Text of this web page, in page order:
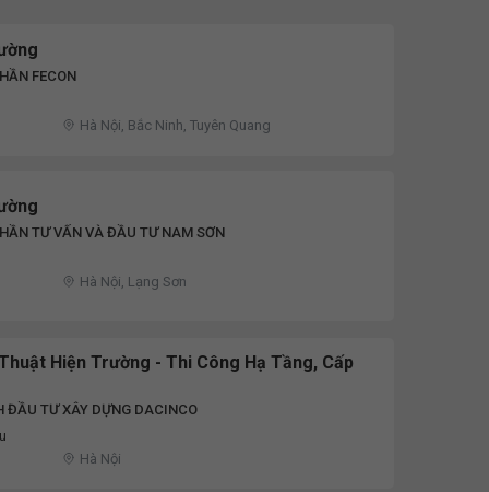
FECON
Hà Nội, Bắc Ninh, Tuyên Quang
TƯ VẤN VÀ ĐẦU TƯ NAM SƠN
Hà Nội, Lạng Sơn
Hiện Trường - Thi Công Hạ Tầng, Cấp
ĐẦU TƯ XÂY DỰNG DACINCO
Hà Nội